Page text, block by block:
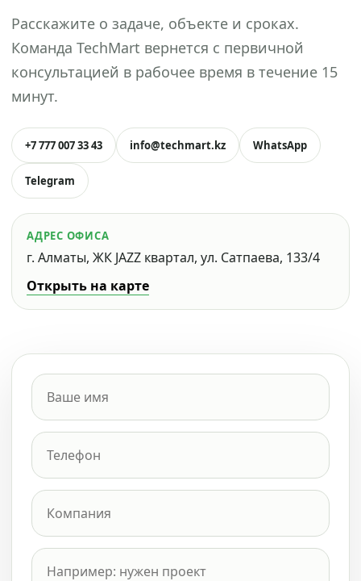
Расскажите о задаче, объекте и сроках.
Команда TechMart вернется с первичной
консультацией в рабочее время в течение 15
минут.
+7 777 007 33 43 info@techmart.kz WhatsApp
Telegram
АДРЕС ОФИСА
г. Алматы, ЖК JAZZ квартал, ул. Сатпаева, 133/4
Открыть на карте